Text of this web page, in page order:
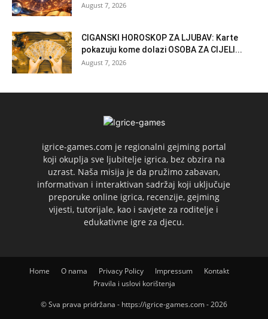
August 7, 2026
CIGANSKI HOROSKOP ZA LJUBAV: Karte
pokazuju kome dolazi OSOBA ZA CIJELI...
August 7, 2026
igrice-games.com je regionalni gejming portal
koji okuplja sve ljubitelje igrica, bez obzira na
uzrast. Naša misija je da pružimo zabavan,
informativan i interaktivan sadržaj koji uključuje
preporuke online igrica, recenzije, gejming
vijesti, tutorijale, kao i savjete za roditelje i
edukativne igre za djecu.
Home O nama Privacy Policy Impressum
Kontakt
Pravila i uslovi korištenja
© Sva prava pridržana - https://igrice-games.com - 2026